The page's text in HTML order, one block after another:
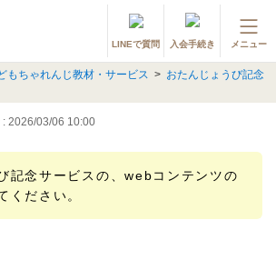
LINEで質問 入会手続き メニュー
種お手続き
ログイン
続き・照会)
問い合わせ
もちゃれんじ教材・サービス > おたんじょうび記念
: 2026/03/06 10:00
記念サービスの、webコンテンツの
ください。